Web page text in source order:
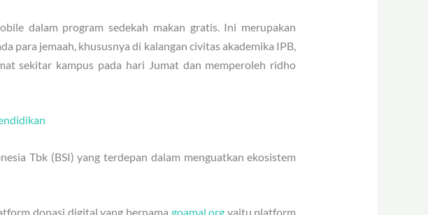
dalam program sedekah makan gratis. Ini merupakan
para jemaah, khususnya di kalangan civitas akademika IPB,
sekitar kampus pada hari Jumat dan memperoleh ridho
Tbk (BSI) yang terdepan dalam menguatkan ekosistem
donasi digital yang bernama goamal.orgyaitu platform